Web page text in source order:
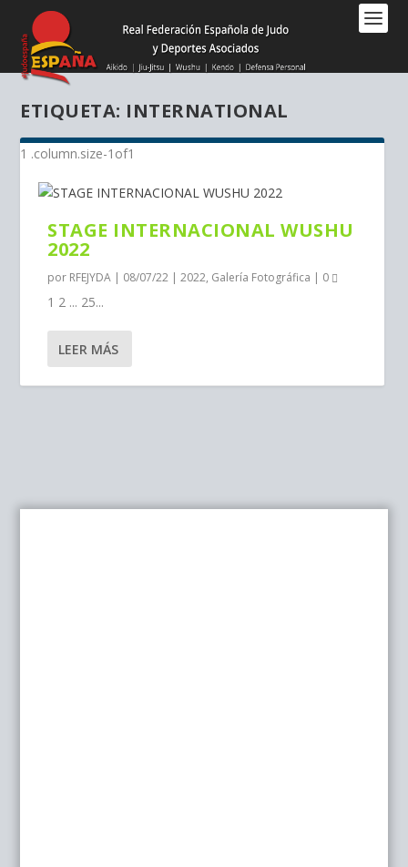
este
sitio
web
sistema
accesibilidad.
ETIQUETA: INTERNATIONAL
STAGE INTERNACIONAL WUSHU
2022
por RFEJYDA | 08/07/22 |2022, Galería Fotográfica | 0
1 2 ... 25...
LEER MÁS